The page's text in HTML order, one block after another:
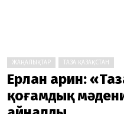
ЖАҢАЛЫҚТАР ТАЗА ҚАЗАҚСТАН
Ерлан Қарин:
қоғамдық